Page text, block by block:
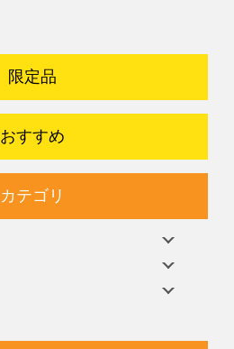
限定品
おすすめ
カテゴリ